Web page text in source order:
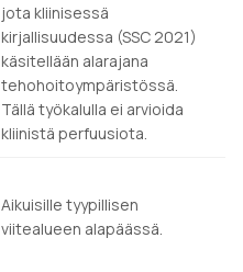
jota kliinisessä
kirjallisuudessa (SSC 2021)
käsitellään alarajana
tehohoitoympäristössä.
Tällä työkalulla ei arvioida
kliinistä perfuusiota.
Aikuisille tyypillisen
viitealueen alapäässä.